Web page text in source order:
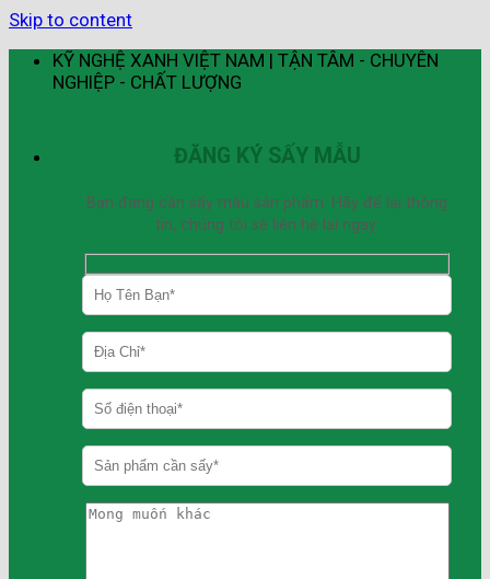
Skip to content
KỸ NGHỆ XANH VIỆT NAM | TẬN TÂM - CHUYÊN
NGHIỆP - CHẤT LƯỢNG
ĐĂNG KÝ SẤY MẪU
Bạn đang cần sấy mẫu sản phẩm. Hãy để lại thông
tin, chúng tôi sẽ liên hệ lại ngay.